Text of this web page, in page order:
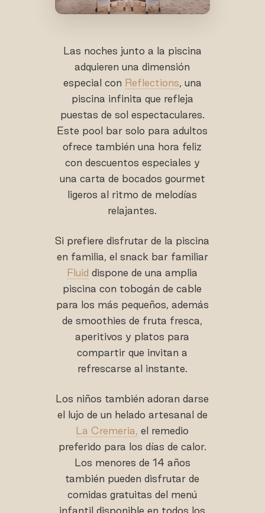
Las noches junto a la piscina
adquieren una dimensión
especial con Reflections, una
piscina infinita que refleja
puestas de sol espectaculares.
Este pool bar solo para adultos
ofrece también una hora feliz
con descuentos especiales y
una carta de bocados gourmet
ligeros al ritmo de melodías
relajantes.
Si prefiere disfrutar de la piscina
en familia, el snack bar familiar
Fluid dispone de una amplia
piscina con tobogán de cable
para los más pequeños, además
de smoothies de fruta fresca,
aperitivos y platos para
compartir que invitan a
refrescarse al instante.
Los niños también adoran darse
el lujo de un helado artesanal de
La Cremeria, el remedio
preferido para los días de calor.
Los menores de 14 años
también pueden disfrutar de
comidas gratuitas del menú
infantil disponible en todos los